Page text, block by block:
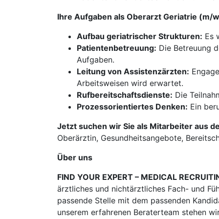
Ihre Aufgaben als Oberarzt Geriatrie (m/
Aufbau geriatrischer Strukturen: Es
Patientenbetreuung: Die Betreuung
Aufgaben.
Leitung von Assistenzärzten:
Arbeitsweisen wird erwartet.
Rufbereitschaftsdienste: Die
Prozessorientiertes Denken: Ein
Jetzt suchen wir Sie als Mitarbeiter aus
Oberärztin, Gesundheitsangebote,
Über uns
FIND YOUR EXPERT – MEDICAL
ärztliches und nichtärztliches Fach- und
passende Stelle mit dem passenden
unserem erfahrenen Beraterteam stehen